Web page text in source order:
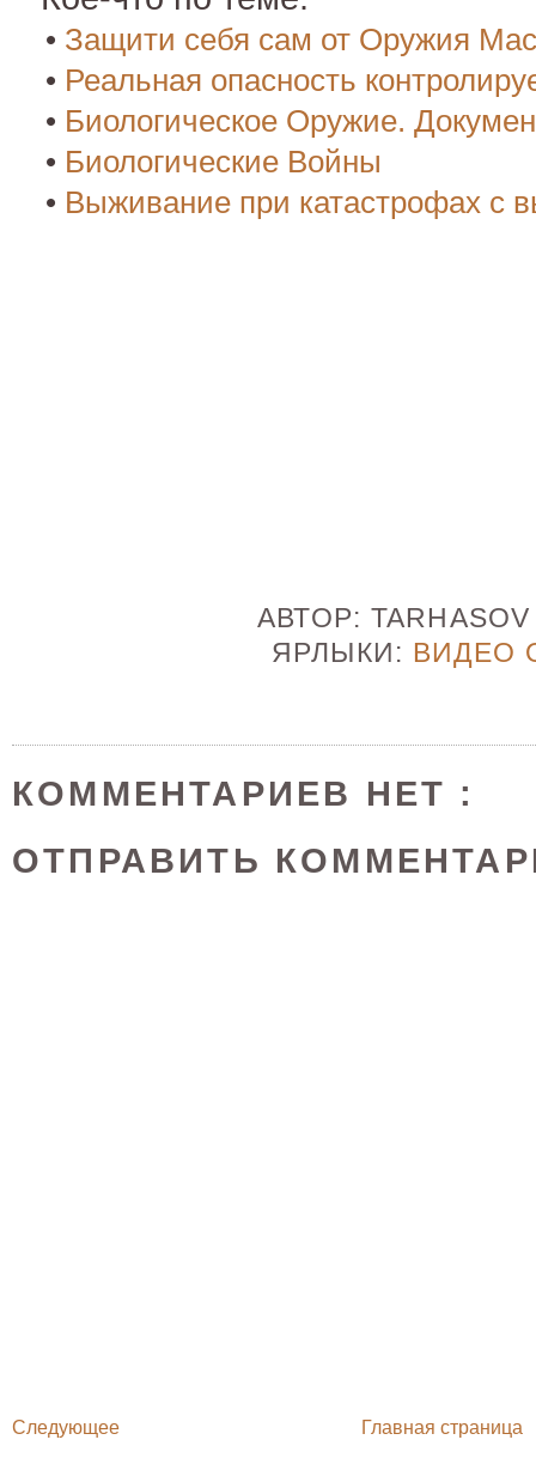
• Защити себя сам от Оружия
• Реальная опасность
• Биологическое Оружие.
• Биологические Войны
• Выживание при катастрофах с
АВТОР:
ЯРЛЫКИ: ВИДЕО
КОММЕНТАРИЕВ НЕТ :
ОТПРАВИТЬ
Следующее Главная страница